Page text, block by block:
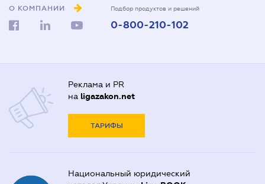
О КОМПАНИИ Подбор продуктов и решений
0-800-210-102
Реклама и PR
на ligazakon.net
ТАРИФЫ
Национальный юридический